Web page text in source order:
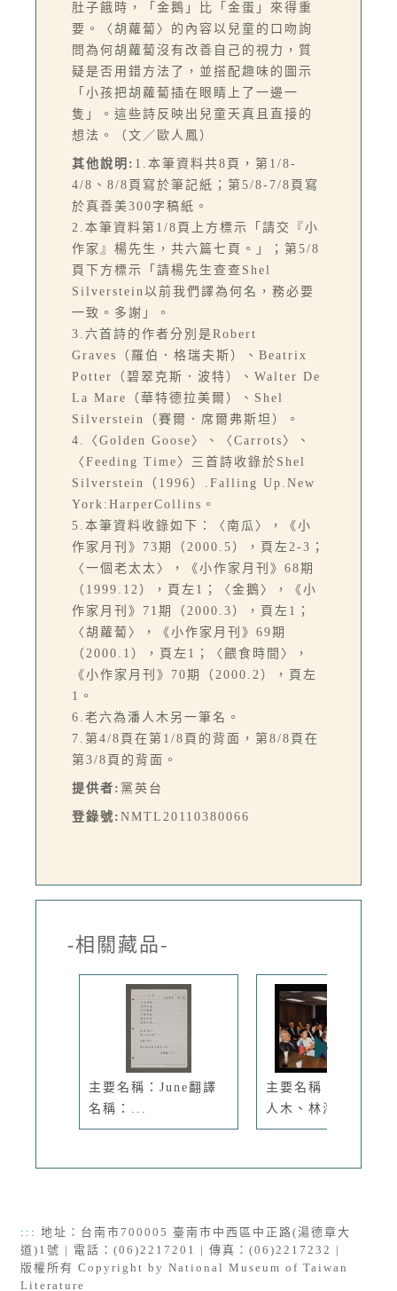
肚子餓時，「金鵝」比「金蛋」來得重
要。〈胡蘿蔔〉的內容以兒童的口吻詢
問為何胡蘿蔔沒有改善自己的視力，質
疑是否用錯方法了，並搭配趣味的圖示
「小孩把胡蘿蔔插在眼睛上了一邊一
隻」。這些詩反映出兒童天真且直接的
想法。（文／歐人鳳）
其他說明: 1.本筆資料共8頁，第1/8-
4/8、8/8頁寫於筆記紙；第5/8-7/8頁寫
於真善美300字稿紙。
2.本筆資料第1/8頁上方標示「請交『小
作家』楊先生，共六篇七頁。」；第5/8
頁下方標示「請楊先生查查Shel
Silverstein以前我們譯為何名，務必要
一致。多謝」。
3.六首詩的作者分別是Robert
Graves（羅伯．格瑞夫斯）、Beatrix
Potter（碧翠克斯．波特）、Walter De
La Mare（華特德拉美爾）、Shel
Silverstein（賽爾．席爾弗斯坦）。
4.〈Golden Goose〉、〈Carrots〉、
〈Feeding Time〉三首詩收錄於Shel
Silverstein（1996）.Falling Up.New
York:HarperCollins。
5.本筆資料收錄如下：〈南瓜〉，《小
作家月刊》73期（2000.5），頁左2-3；
〈一個老太太〉，《小作家月刊》68期
（1999.12），頁左1；〈金鵝〉，《小
作家月刊》71期（2000.3），頁左1；
〈胡蘿蔔〉，《小作家月刊》69期
（2000.1），頁左1；〈餵食時間〉，
《小作家月刊》70期（2000.2），頁左
1。
6.老六為潘人木另一筆名。
7.第4/8頁在第1/8頁的背面，第8/8頁在
第3/8頁的背面。
提供者: 黨英台
登錄號: NMTL20110380066
-相關藏品-
主要名稱：June翻譯
名稱：...
主要名稱：琦君與潘
人木、林海...
::: 地址：台南市700005 臺南市中西區中正路(湯德章大
道)1號 | 電話：(06)2217201 | 傳真：(06)2217232 |
版權所有 Copyright by National Museum of Taiwan
Literature